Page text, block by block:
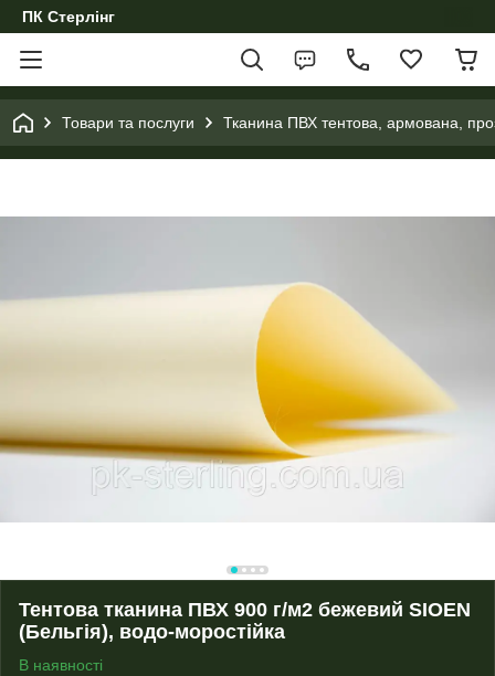
ПК Стерлінг
Товари та послуги Тканина ПВХ тентова, армована,
Тентова тканина ПВХ 900 г/м2 бежевий SIOEN
(Бельгія), водо-моростійка
В наявності